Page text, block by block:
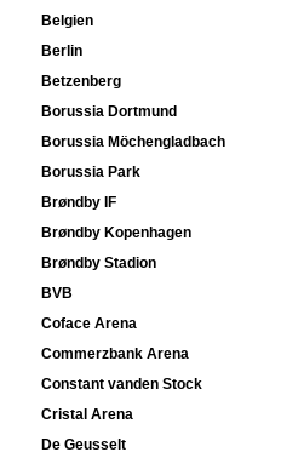
Belgien
Berlin
Betzenberg
Borussia Dortmund
Borussia Möchengladbach
Borussia Park
Brøndby IF
Brøndby Kopenhagen
Brøndby Stadion
BVB
Coface Arena
Commerzbank Arena
Constant vanden Stock
Cristal Arena
De Geusselt